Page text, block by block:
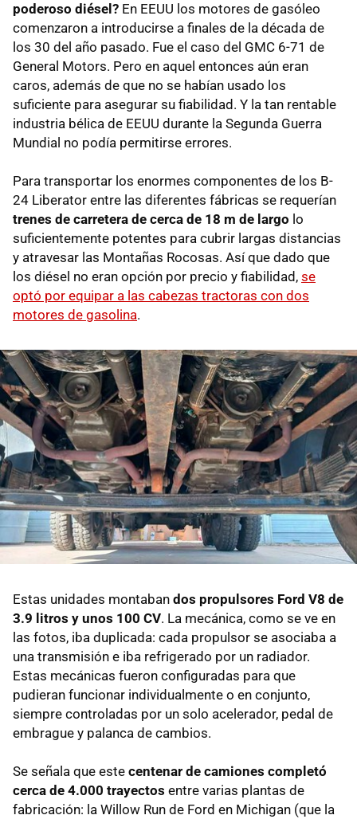
poderoso diésel? En EEUU los motores de gasóleo
comenzaron a introducirse a finales de la década de
los 30 del año pasado. Fue el caso del GMC 6-71 de
General Motors. Pero en aquel entonces aún eran
caros, además de que no se habían usado los
suficiente para asegurar su fiabilidad. Y la tan rentable
industria bélica de EEUU durante la Segunda Guerra
Mundial no podía permitirse errores.
Para transportar los enormes componentes de los B-
24 Liberator entre las diferentes fábricas se requerían
trenes de carretera de cerca de 18 m de largo lo
suficientemente potentes para cubrir largas distancias
y atravesar las Montañas Rocosas. Así que dado que
los diésel no eran opción por precio y fiabilidad, se
optó por equipar a las cabezas tractoras con dos
motores de gasolina.
Estas unidades montaban dos propulsores Ford V8 de
3.9 litros y unos 100 CV. La mecánica, como se ve en
las fotos, iba duplicada: cada propulsor se asociaba a
una transmisión e iba refrigerado por un radiador.
Estas mecánicas fueron configuradas para que
pudieran funcionar individualmente o en conjunto,
siempre controladas por un solo acelerador, pedal de
embrague y palanca de cambios.
Se señala que este centenar de camiones completó
cerca de 4.000 trayectos entre varias plantas de
fabricación: la Willow Run de Ford en Michigan (que la